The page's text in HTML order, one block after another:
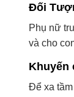
Đối
Phụ nữ
và cho
Khuyến
Để xa